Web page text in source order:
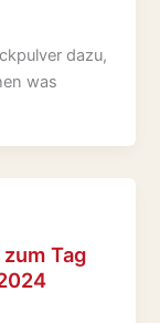
dazu,
was
Tag